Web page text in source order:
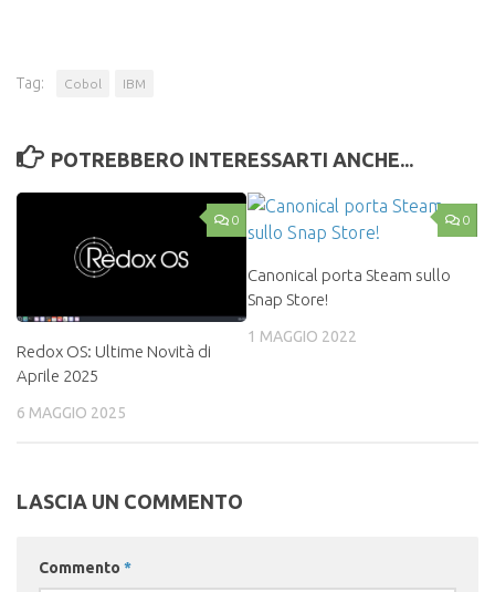
Tag: Cobol IBM
POTREBBERO INTERESSARTI ANCHE...
0
Redox OS: Ultime Novità di
Aprile 2025
6 MAGGIO 2025
0
Canonical porta Steam sullo
Snap Store!
1 MAGGIO 2022
LASCIA UN COMMENTO
Commento *